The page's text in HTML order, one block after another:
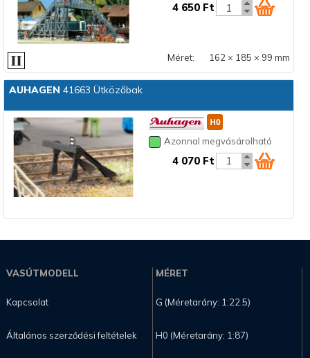
4 650 Ft
Méret: 162 × 185 × 99 mm
AUHAGEN 41663 Ütközőbak
Azonnal megvásárolható
4 070 Ft
VASÚTMODELL
Kapcsolat
Általános szerződési feltételek
MÉRET
G (Méretarány: 1:22.5)
H0 (Méretarány: 1:87)